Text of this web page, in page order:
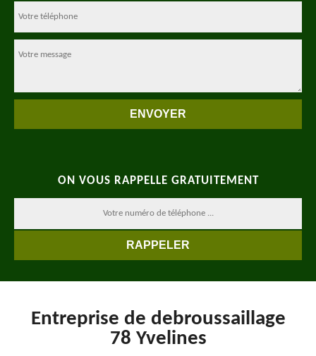
ON VOUS RAPPELLE GRATUITEMENT
Entreprise de debroussaillage
78 Yvelines